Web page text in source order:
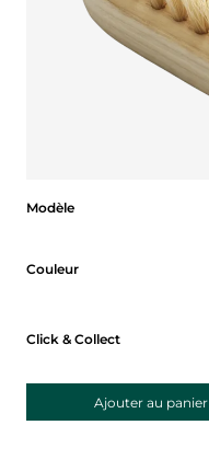
Modèle
Couleur
Click & Collect
Ajouter au panier